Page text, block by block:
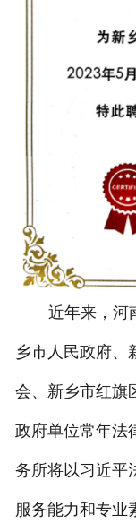
近年来，河
乡市人民政府、
会、新乡市红旗
政府单位常年法
务所将以习近平
服务能力和专业